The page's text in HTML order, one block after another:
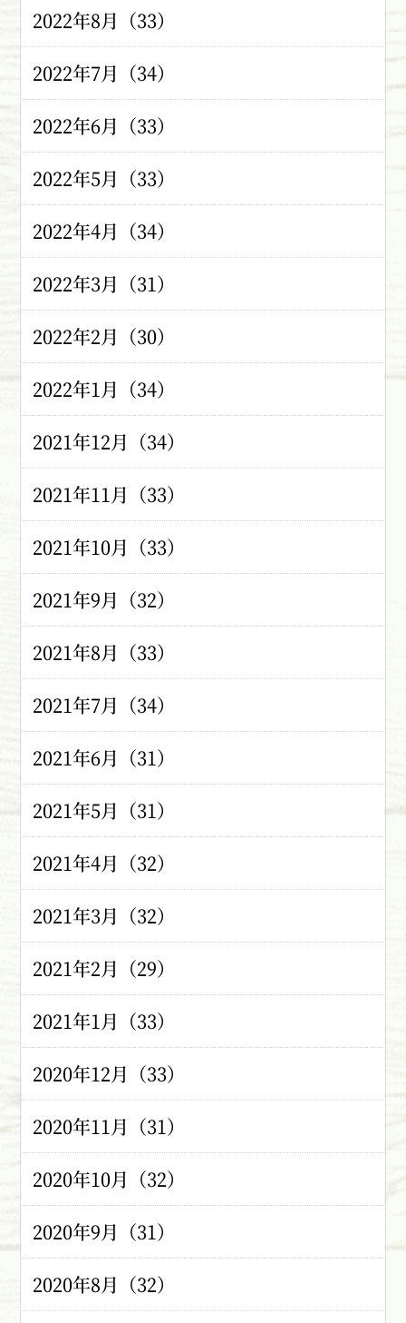
2022年8月（33）
2022年7月（34）
2022年6月（33）
2022年5月（33）
2022年4月（34）
2022年3月（31）
2022年2月（30）
2022年1月（34）
2021年12月（34）
2021年11月（33）
2021年10月（33）
2021年9月（32）
2021年8月（33）
2021年7月（34）
2021年6月（31）
2021年5月（31）
2021年4月（32）
2021年3月（32）
2021年2月（29）
2021年1月（33）
2020年12月（33）
2020年11月（31）
2020年10月（32）
2020年9月（31）
2020年8月（32）